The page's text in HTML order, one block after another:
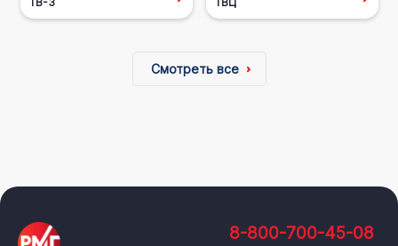
Смотреть все
8-800-700-45-08